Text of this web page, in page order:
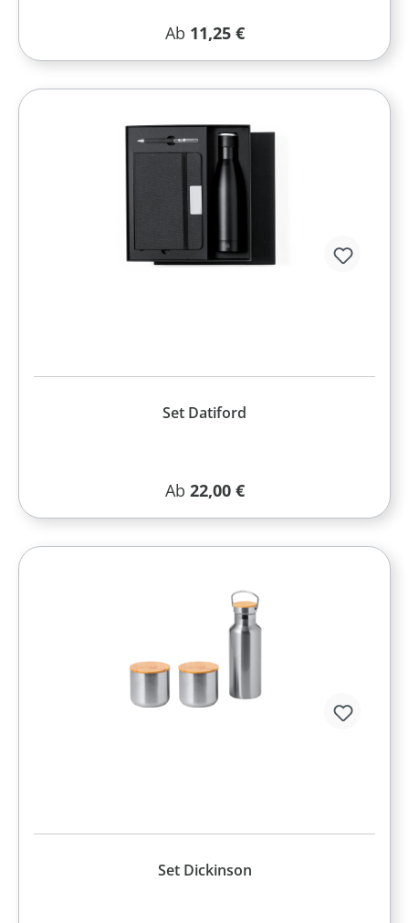
Regulärer Preis:
Ab 11,25 €
Set Datiford
Regulärer Preis:
Ab 22,00 €
Set Dickinson